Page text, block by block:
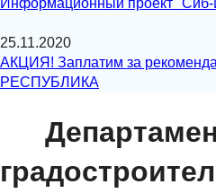
Информационный проект
25.11.2020
АКЦИЯ! Заплатим за
РЕСПУБЛИКА